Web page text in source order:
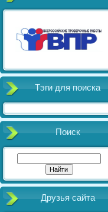
Тэги для поиска
Поиск
Друзья сайта